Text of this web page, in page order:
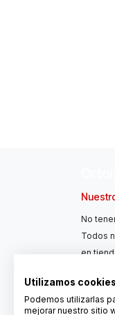
No
Todos
en
Utilizamos cookies
Podemos utilizarlas
mejorar nuestro sitio